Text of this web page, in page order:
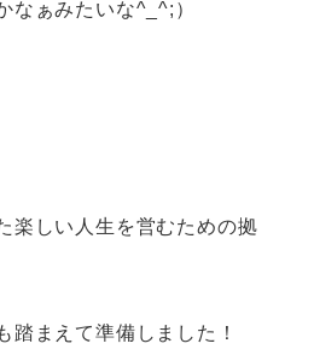
なぁみたいな^_^;）
楽しい人生を営むための拠
踏まえて準備しました！